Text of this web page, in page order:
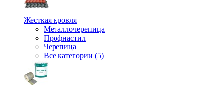
Жесткая кровля
Металлочерепица
Профнастил
Черепица
Все категории (5)